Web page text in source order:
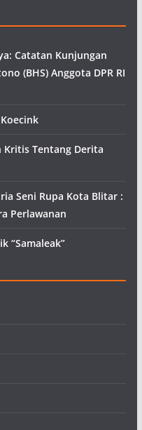
Catatan Kunjungan
(BHS) Anggota DPR RI
Kritis Tentang Derita
Seni Rupa Kota Blitar :
Perlawanan
“Samaleak”